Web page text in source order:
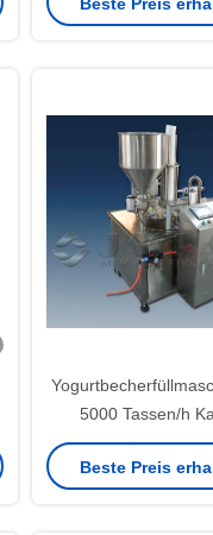
5000 Tassen/h
Beste Preis